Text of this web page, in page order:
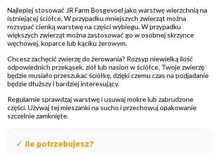
Najlepiej stosować JR Farm Bosgevoel jako warstwę wierzchnią na
istniejącej ściółce. W przypadku mniejszych zwierząt można
rozsypać cienką warstwę na części wybiegu. W przypadku
większych zwierząt można zastosować go w osobnej skrzynce
węchowej, koparce lub kąciku żerowym.
Chcesz zachęcić zwierzę do żerowania? Rozsyp niewielką ilość
odpowiednich przekąsek, ziół lub nasion w ściółce. Twoje zwierzę
będzie musiało przeszukać ściółkę, dzięki czemu czas na podjadanie
będzie dłuższy i bardziej interesujący.
Regularnie sprawdzaj warstwę i usuwaj mokre lub zabrudzone
części. Używaj tej mieszanki na sucho i przechowuj opakowanie
szczelnie zamknięte.
✓ Ile potrzebujesz?